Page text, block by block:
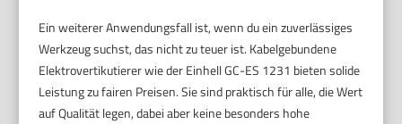
Ein weiterer Anwendungsfall ist, wenn du ein zuverlässiges
Werkzeug suchst, das nicht zu teuer ist. Kabelgebundene
Elektrovertikutierer wie der Einhell GC-ES 1231 bieten solide
Leistung zu fairen Preisen. Sie sind praktisch für alle, die Wert
auf Qualität legen, dabei aber keine besonders hohe